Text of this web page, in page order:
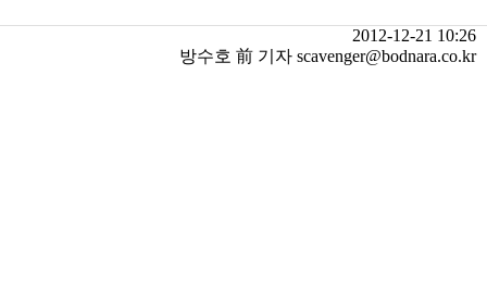
2012-12-21 10:26
방수호 前 기자 scavenger@bodnara.co.kr